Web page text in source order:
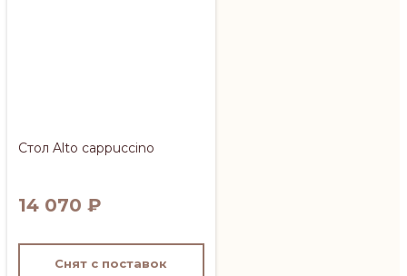
Стол Alto cappuccino
14 070 ₽
Снят с поставок